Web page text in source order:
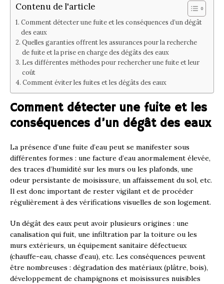
Contenu de l'article
Comment détecter une fuite et les conséquences d’un dégât
des eaux
Quelles garanties offrent les assurances pour la recherche
de fuite et la prise en charge des dégâts des eaux
Les différentes méthodes pour rechercher une fuite et leur
coût
Comment éviter les fuites et les dégâts des eaux
Comment détecter une fuite et les
conséquences d’un dégât des eaux
La présence d’une fuite d’eau peut se manifester sous
différentes formes : une facture d’eau anormalement élevée,
des traces d’humidité sur les murs ou les plafonds, une
odeur persistante de moisissure, un affaissement du sol, etc.
Il est donc important de rester vigilant et de procéder
régulièrement à des vérifications visuelles de son logement.
Un dégât des eaux peut avoir plusieurs origines : une
canalisation qui fuit, une infiltration par la toiture ou les
murs extérieurs, un équipement sanitaire défectueux
(chauffe-eau, chasse d’eau), etc. Les conséquences peuvent
être nombreuses : dégradation des matériaux (plâtre, bois),
développement de champignons et moisissures nuisibles